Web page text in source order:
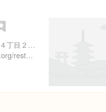
東京都千代田区九段北４丁目２-２５ アルカディア市ヶ谷(私学会館 2F
https://www.arcadia-jp.org/restaurant/sui/